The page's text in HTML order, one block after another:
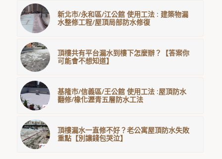
新北市/永和區/江公館 使用工法 : 建築物漏
水整修工程/屋頂局部防水修復
頂樓共有平台漏水到樓下怎麼辦？【答案你
可能會不想知道】
基隆市/信義區/王公館 使用工法 :屋頂防水
翻修/橡化瀝青五層防水工法
頂樓漏水一直修不好？老公寓屋頂防水失敗
重點【別讓錢包哭泣】